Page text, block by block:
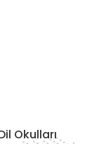
Okulları